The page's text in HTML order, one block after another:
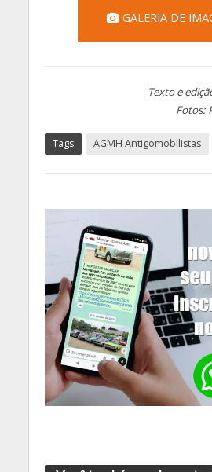
GALERIA DE
Texto e
Fotos:
Tags AGMH Antigomobilistas